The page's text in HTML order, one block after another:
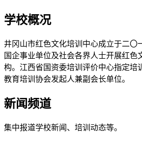
学校概况
井冈山市红色文化培训中心成立于二〇
国企事业单位及社会各界人士开展红色
构。江西省国资委培训评价中心指定培
教育培训协会发起人兼副会长单位。
新闻频道
集中报道学校新闻、培训动态等。